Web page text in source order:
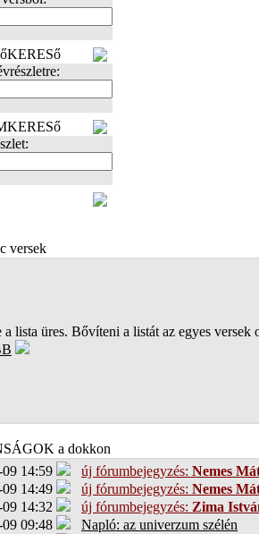
versek
a lista üres. Bővíteni a listát az egyes versek
a dokkon
14:59
új fórumbejegyzés: Nemes
14:49
új fórumbejegyzés: Nemes
14:32
új fórumbejegyzés: Zima
09:48
Napló: az univerzum szélén